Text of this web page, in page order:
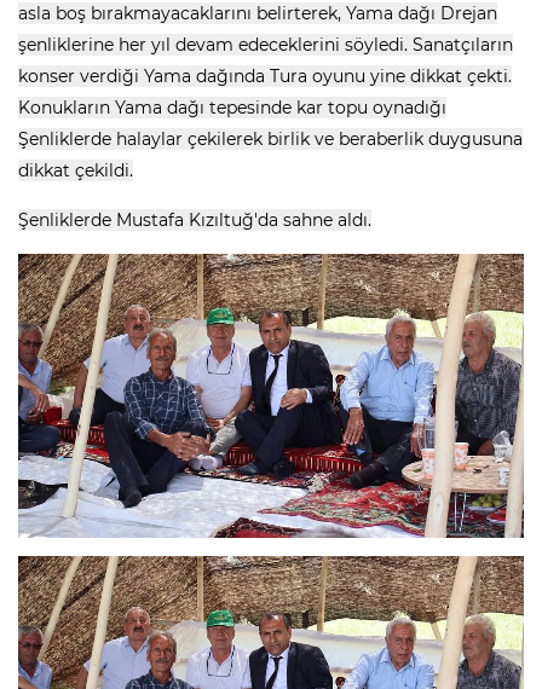
asla boş bırakmayacaklarını belirterek, Yama dağı Drejan
şenliklerine her yıl devam edeceklerini söyledi. Sanatçıların
konser verdiği Yama dağında Tura oyunu yine dikkat çekti.
Konukların Yama dağı tepesinde kar topu oynadığı
Şenliklerde halaylar çekilerek birlik ve beraberlik duygusuna
dikkat çekildi.
Şenliklerde Mustafa Kızıltuğ'da sahne aldı.